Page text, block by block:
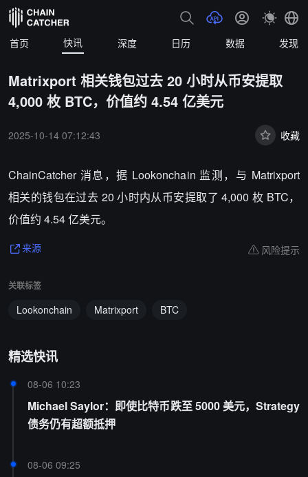
首页 快讯 深度 日历 数据 发现
Matrixport 相关钱包过去 20 小时从币安提取
4,000 枚 BTC，价值约 4.54 亿美元
2025-10-14 07:12:43 收藏
ChainCatcher 消息，据 Lookonchain 监测，与 Matrixport
相关的钱包在过去 20 小时内从币安提取了 4,000 枚 BTC，
价值约 4.54 亿美元。
来源 风险提示
关联标签
Lookonchain Matrixport BTC
精选快讯
08-06 10:23
Michael Saylor：即使比特币跌至 5000 美元，Strategy
债务仍有超额抵押
08-06 09:25